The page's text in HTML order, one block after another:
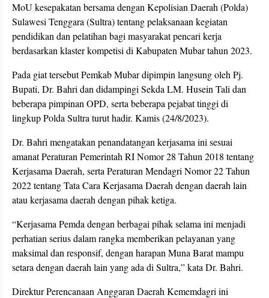
MoU kesepakatan bersama dengan Kepolisian Daerah (Polda)
Sulawesi Tenggara (Sultra) tentang pelaksanaan kegiatan
pendidikan dan pelatihan bagi masyarakat pencari kerja
berdasarkan klaster kompetisi di Kabupaten Mubar tahun 2023.
Pada giat tersebut Pemkab Mubar dipimpin langsung oleh Pj.
Bupati, Dr. Bahri dan didampingi Sekda LM. Husein Tali dan
beberapa pimpinan OPD, serta beberapa pejabat tinggi di
lingkup Polda Sultra turut hadir. Kamis (24/8/2023).
Dr. Bahri mengatakan penandatangan kerjasama ini sesuai
amanat Peraturan Pemerintah RI Nomor 28 Tahun 2018 tentang
Kerjasama Daerah, serta Peraturan Mendagri Nomor 22 Tahun
2022 tentang Tata Cara Kerjasama Daerah dengan daerah lain
atau kerjasama daerah dengan pihak ketiga.
“Kerjasama Pemda dengan berbagai pihak selama ini menjadi
perhatian serius dalam rangka memberikan pelayanan yang
maksimal dan responsif, dengan harapan Muna Barat mampu
setara dengan daerah lain yang ada di Sultra,” kata Dr. Bahri.
Direktur Perencanaan Anggaran Daerah Kememdagri ini